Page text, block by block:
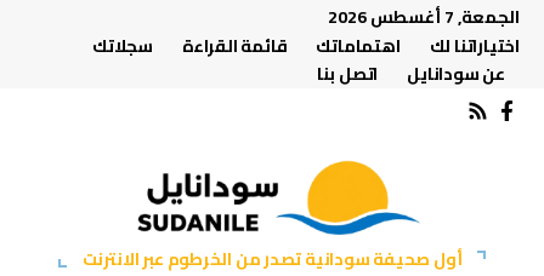
الجمعة, 7 أغسطس 2026
اختياراتنا لك
اهتماماتك قائمة القراءة
سجلاتك
عن سودانايل
اتصل بنا
أول صحيفة سودانية تصدر من الخرطوم عبر الانترنت